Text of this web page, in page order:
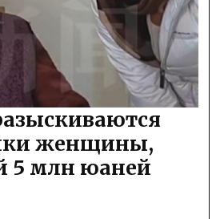
женщины,
5 млн юаней